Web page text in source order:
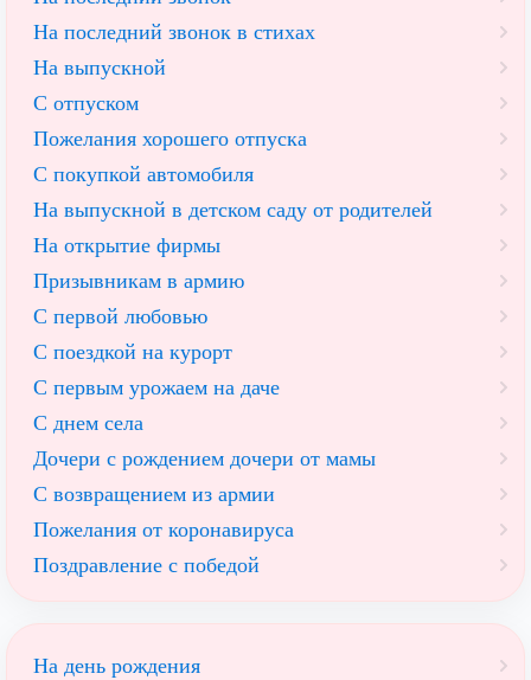
На последний звонок в стихах
На выпускной
С отпуском
Пожелания хорошего отпуска
С покупкой автомобиля
На выпускной в детском саду от родителей
На открытие фирмы
Призывникам в армию
С первой любовью
С поездкой на курорт
С первым урожаем на даче
С днем села
Дочери с рождением дочери от мамы
С возвращением из армии
Пожелания от коронавируса
Поздравление с победой
На день рождения